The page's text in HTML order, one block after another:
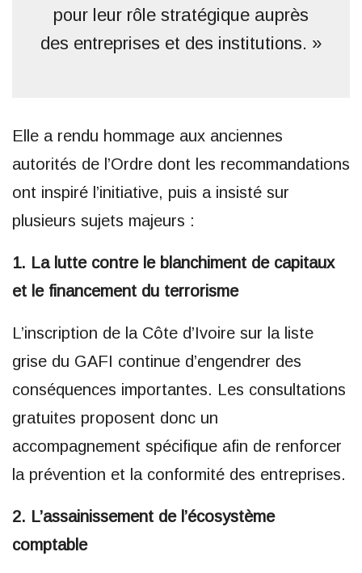
pour leur rôle stratégique auprès
des entreprises et des institutions. »
Elle a rendu hommage aux anciennes
autorités de l’Ordre dont les recommandations
ont inspiré l’initiative, puis a insisté sur
plusieurs sujets majeurs :
1. La lutte contre le blanchiment de capitaux
et le financement du terrorisme
L’inscription de la Côte d’Ivoire sur la liste
grise du GAFI continue d’engendrer des
conséquences importantes. Les consultations
gratuites proposent donc un
accompagnement spécifique afin de renforcer
la prévention et la conformité des entreprises.
2. L’assainissement de l’écosystème
comptable